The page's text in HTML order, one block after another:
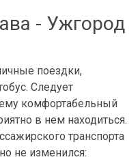
- Ужгород
поездки,
Следует
комфортабельный
в нем находиться.
транспорта
не изменился: